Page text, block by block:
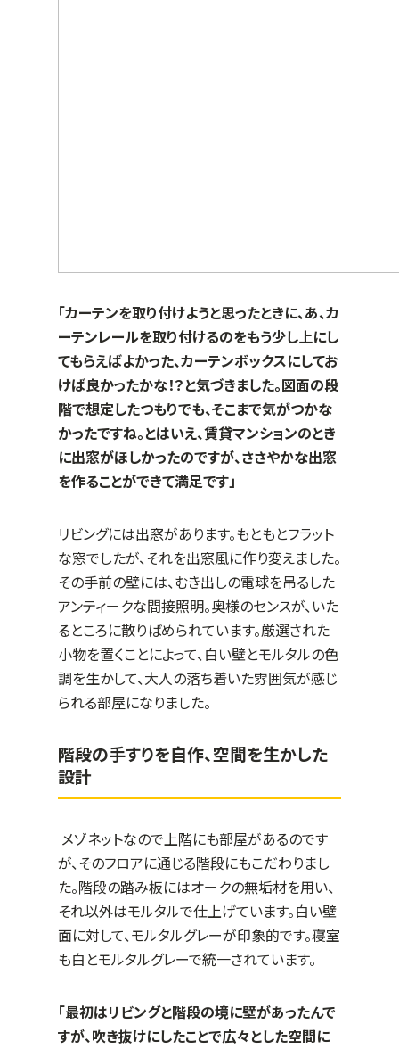
「カーテンを取り付けようと思ったときに、あ、カ
ーテンレールを取り付けるのをもう少し上にし
てもらえばよかった、カーテンボックスにしてお
けば良かったかな！？と気づきました。図面の段
階で想定したつもりでも、そこまで気がつかな
かったですね。とはいえ、賃貸マンションのとき
に出窓がほしかったのですが、ささやかな出窓
を作ることができて満足です」
リビングには出窓があります。もともとフラット
な窓でしたが、それを出窓風に作り変えました。
その手前の壁には、むき出しの電球を吊るした
アンティークな間接照明。奥様のセンスが、いた
るところに散りばめられています。厳選された
小物を置くことによって、白い壁とモルタルの色
調を生かして、大人の落ち着いた雰囲気が感じ
られる部屋になりました。
階段の手すりを自作、空間を生かした
設計
メゾネットなので上階にも部屋があるのです
が、そのフロアに通じる階段にもこだわりまし
た。階段の踏み板にはオークの無垢材を用い、
それ以外はモルタルで仕上げています。白い壁
面に対して、モルタルグレーが印象的です。寝室
も白とモルタルグレーで統一されています。
「最初はリビングと階段の境に壁があったんで
すが、吹き抜けにしたことで広々とした空間に